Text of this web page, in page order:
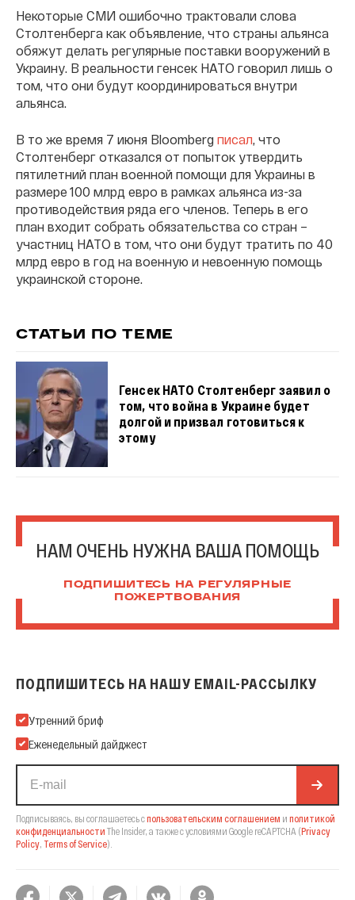
Некоторые СМИ ошибочно трактовали слова
Столтенберга как объявление, что страны альянса
обяжут делать регулярные поставки вооружений в
Украину. В реальности генсек НАТО говорил лишь о
том, что они будут координироваться внутри
альянса.
В то же время 7 июня Bloomberg писал, что
Столтенберг отказался от попыток утвердить
пятилетний план военной помощи для Украины в
размере 100 млрд евро в рамках альянса из-за
противодействия ряда его членов. Теперь в его
план входит собрать обязательства со стран –
участниц НАТО в том, что они будут тратить по 40
млрд евро в год на военную и невоенную помощь
украинской стороне.
СТАТЬИ ПО ТЕМЕ
Генсек НАТО Столтенберг заявил о
том, что война в Украине будет
долгой и призвал готовиться к
этому
НАМ ОЧЕНЬ НУЖНА ВАША ПОМОЩЬ
ПОДПИШИТЕСЬ НА РЕГУЛЯРНЫЕ
ПОЖЕРТВОВАНИЯ
ПОДПИШИТЕСЬ НА НАШУ EMAIL-РАССЫЛКУ
Подпишитесь на нашу Email-рассылку
Утренний бриф
Еженедельный дайджест
Подписываясь, вы соглашаетесь спользовательским соглашением и политикой
конфиденциальности The Insider, а также с условиями Google reCAPTCHA (Privacy
Policy, Terms of Service).